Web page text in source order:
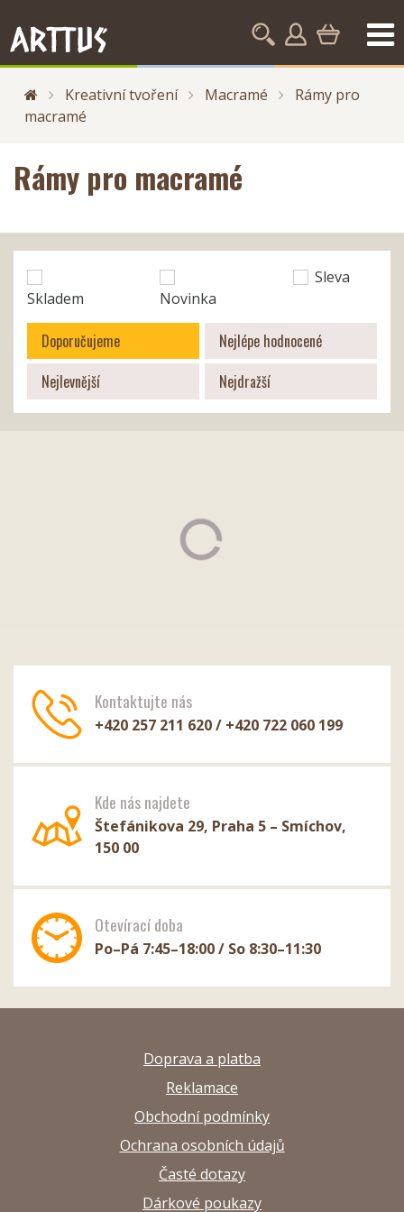
Kreativní tvoření Macramé
Rámy pro
macramé
Rámy pro macramé
Skladem Novinka
Sleva
Doporučujeme
Nejlépe hodnocené
Nejlevnější
Nejdražší
Kontaktujte nás
+420 257 211 620 / +420 722 060 199
Kde nás najdete
Štefánikova 29, Praha 5 – Smíchov,
150 00
Otevírací doba
Po–Pá 7:45–18:00 / So 8:30–11:30
Doprava a platba
Reklamace
Obchodní podmínky
Ochrana osobních údajů
Časté dotazy
Dárkové poukazy